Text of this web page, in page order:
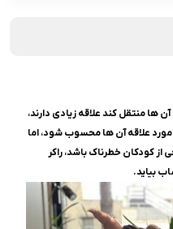
ها منتقل کند علاقه زیادی دارند،
مورد علاقه آن ها محسوب شود، اما
کودکان خطرناک باشد، راکر
بیاید.